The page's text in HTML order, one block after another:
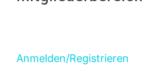
Anmelden/Registrieren